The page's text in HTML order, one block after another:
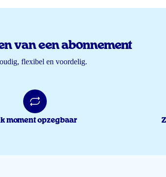
van een abonnement
flexibel en voordelig.
moment opzegbaar